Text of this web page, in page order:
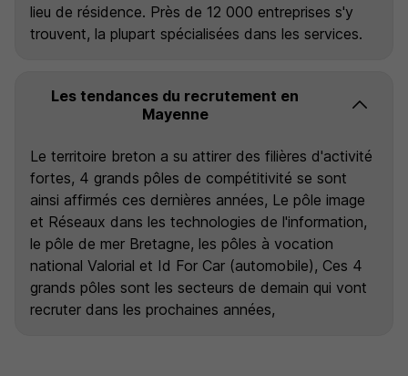
lieu de résidence. Près de 12 000 entreprises s'y
trouvent, la plupart spécialisées dans les services.
Les tendances du recrutement en
Mayenne
Le territoire breton a su attirer des filières d'activité
fortes, 4 grands pôles de compétitivité se sont
ainsi affirmés ces dernières années, Le pôle image
et Réseaux dans les technologies de l'information,
le pôle de mer Bretagne, les pôles à vocation
national Valorial et Id For Car (automobile), Ces 4
grands pôles sont les secteurs de demain qui vont
recruter dans les prochaines années,